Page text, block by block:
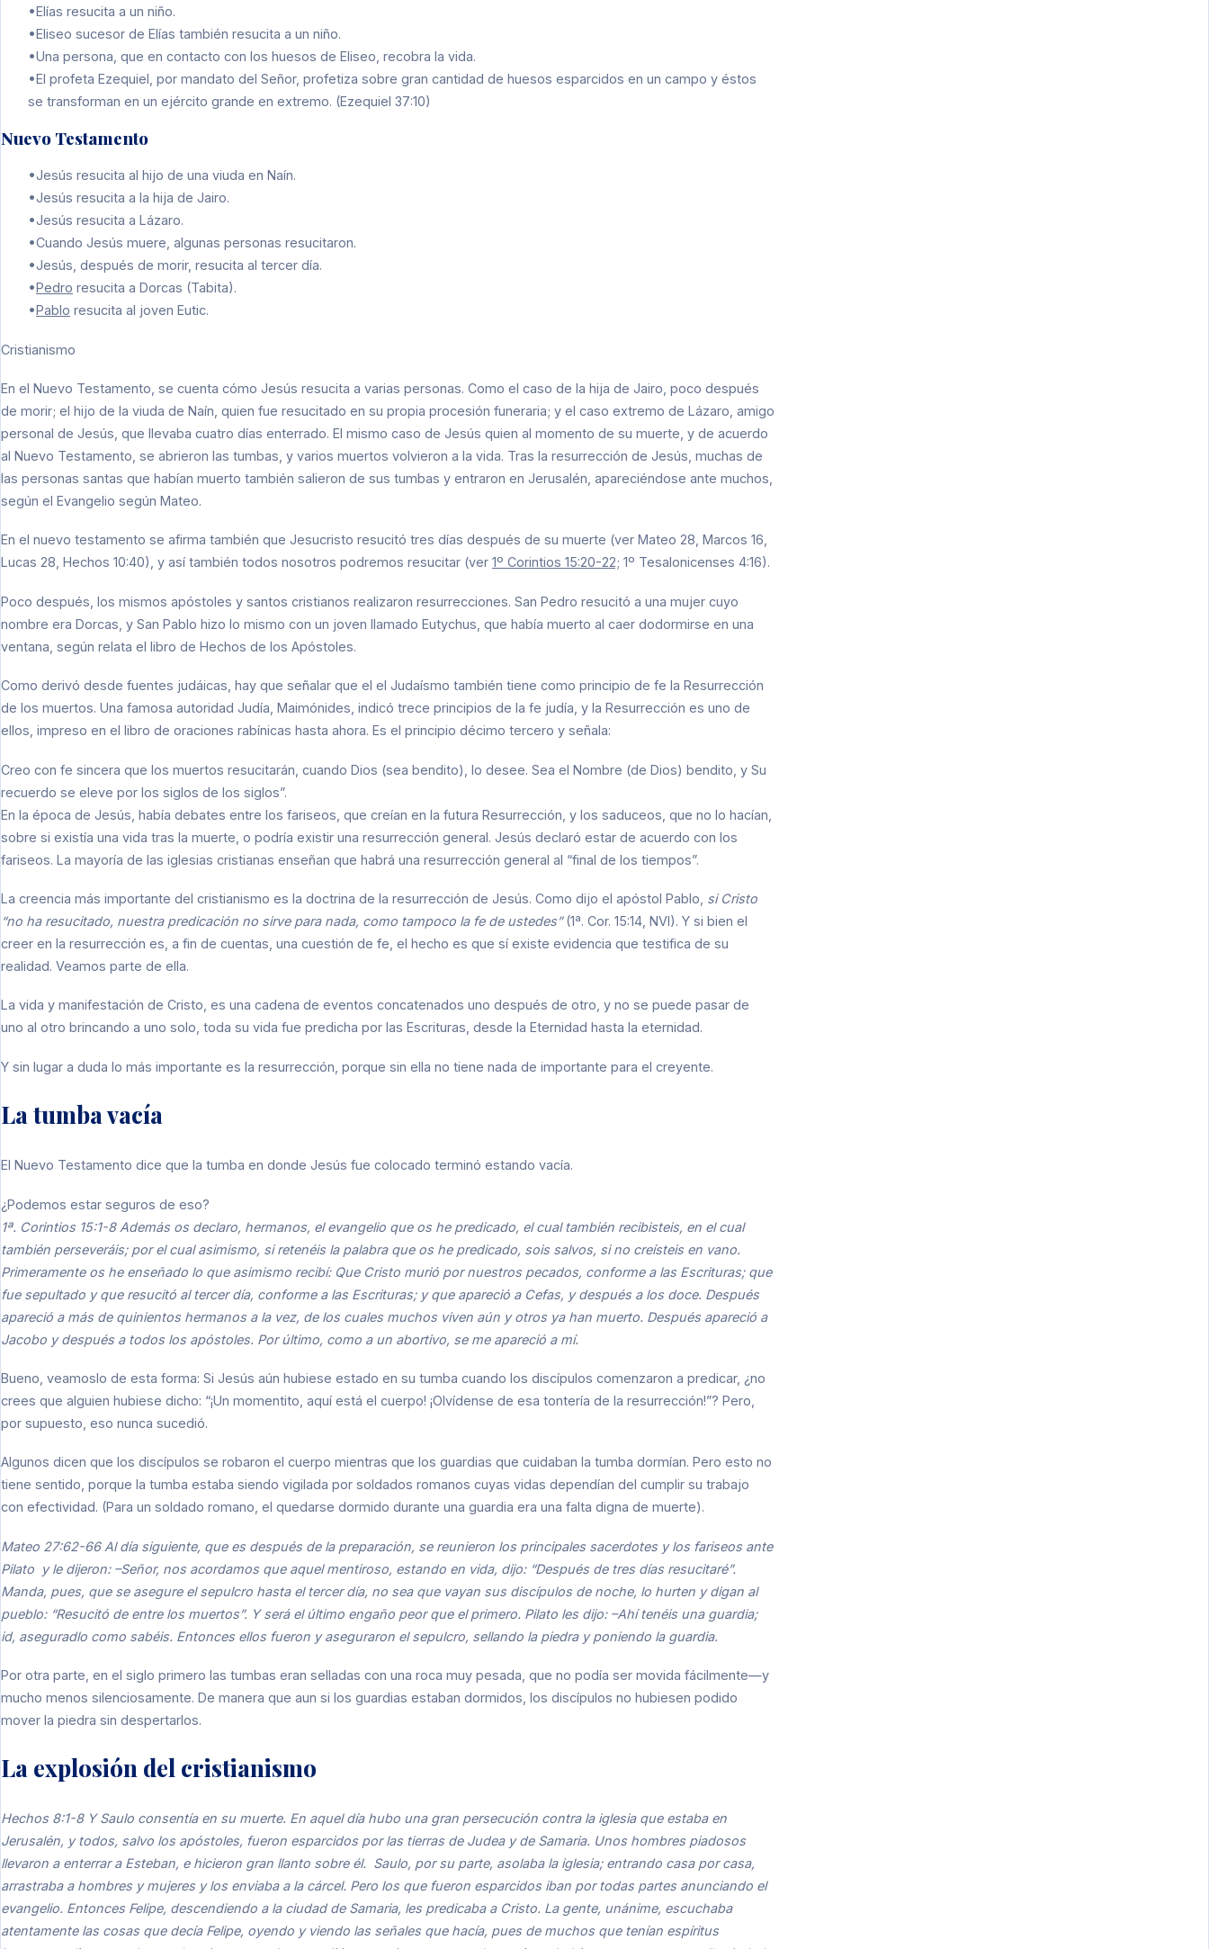
•Elías resucita a un niño.
•Eliseo sucesor de Elías también resucita a un niño.
•Una persona, que en contacto con los huesos de Eliseo, recobra la vida.
•El profeta Ezequiel, por mandato del Señor, profetiza sobre gran cantidad de huesos esparcidos en un campo y éstos
se transforman en un ejército grande en extremo. (Ezequiel 37:10)
Nuevo Testamento
•Jesús resucita al hijo de una viuda en Naín.
•Jesús resucita a la hija de Jairo.
•Jesús resucita a Lázaro.
•Cuando Jesús muere, algunas personas resucitaron.
•Jesús, después de morir, resucita al tercer día.
•Pedro resucita a Dorcas (Tabita).
•Pablo resucita al joven Eutic.
Cristianismo
En el Nuevo Testamento, se cuenta cómo Jesús resucita a varias personas. Como el caso de la hija de Jairo, poco después
de morir; el hijo de la viuda de Naín, quien fue resucitado en su propia procesión funeraria; y el caso extremo de Lázaro, amigo
personal de Jesús, que llevaba cuatro días enterrado. El mismo caso de Jesús quien al momento de su muerte, y de acuerdo
al Nuevo Testamento, se abrieron las tumbas, y varios muertos volvieron a la vida. Tras la resurrección de Jesús, muchas de
las personas santas que habían muerto también salieron de sus tumbas y entraron en Jerusalén, apareciéndose ante muchos,
según el Evangelio según Mateo.
En el nuevo testamento se afirma también que Jesucristo resucitó tres días después de su muerte (ver Mateo 28, Marcos 16,
Lucas 28, Hechos 10:40), y así también todos nosotros podremos resucitar (ver 1º Corintios 15:20-22; 1º Tesalonicenses 4:16).
Poco después, los mismos apóstoles y santos cristianos realizaron resurrecciones. San Pedro resucitó a una mujer cuyo
nombre era Dorcas, y San Pablo hizo lo mismo con un joven llamado Eutychus, que había muerto al caer dodormirse en una
ventana, según relata el libro de Hechos de los Apóstoles.
Como derivó desde fuentes judáicas, hay que señalar que el el Judaísmo también tiene como principio de fe la Resurrección
de los muertos. Una famosa autoridad Judía, Maimónides, indicó trece principios de la fe judía, y la Resurrección es uno de
ellos, impreso en el libro de oraciones rabínicas hasta ahora. Es el principio décimo tercero y señala:
Creo con fe sincera que los muertos resucitarán, cuando Dios (sea bendito), lo desee. Sea el Nombre (de Dios) bendito, y Su
recuerdo se eleve por los siglos de los siglos”.
En la época de Jesús, había debates entre los fariseos, que creían en la futura Resurrección, y los saduceos, que no lo hacían,
sobre si existía una vida tras la muerte, o podría existir una resurrección general. Jesús declaró estar de acuerdo con los
fariseos. La mayoría de las iglesias cristianas enseñan que habrá una resurrección general al “final de los tiempos”.
La creencia más importante del cristianismo es la doctrina de la resurrección de Jesús. Como dijo el apóstol Pablo, si Cristo
“no ha resucitado, nuestra predicación no sirve para nada, como tampoco la fe de ustedes”(1ª. Cor. 15:14, NVI). Y si bien el
creer en la resurrección es, a fin de cuentas, una cuestión de fe, el hecho es que sí existe evidencia que testifica de su
realidad. Veamos parte de ella.
La vida y manifestación de Cristo, es una cadena de eventos concatenados uno después de otro, y no se puede pasar de
uno al otro brincando a uno solo, toda su vida fue predicha por las Escrituras, desde la Eternidad hasta la eternidad.
Y sin lugar a duda lo más importante es la resurrección, porque sin ella no tiene nada de importante para el creyente.
La tumba vacía
El Nuevo Testamento dice que la tumba en donde Jesús fue colocado terminó estando vacía.
¿Podemos estar seguros de eso?
1ª. Corintios 15:1-8 Además os declaro, hermanos, el evangelio que os he predicado, el cual también recibisteis, en el cual
también perseveráis; por el cual asimismo, si retenéis la palabra que os he predicado, sois salvos, si no creísteis en vano.
Primeramente os he enseñado lo que asimismo recibí: Que Cristo murió por nuestros pecados, conforme a las Escrituras; que
fue sepultado y que resucitó al tercer día, conforme a las Escrituras; y que apareció a Cefas, y después a los doce. Después
apareció a más de quinientos hermanos a la vez, de los cuales muchos viven aún y otros ya han muerto. Después apareció a
Jacobo y después a todos los apóstoles. Por último, como a un abortivo, se me apareció a mí.
Bueno, veamoslo de esta forma: Si Jesús aún hubiese estado en su tumba cuando los discípulos comenzaron a predicar, ¿no
crees que alguien hubiese dicho: “¡Un momentito, aquí está el cuerpo! ¡Olvídense de esa tontería de la resurrección!”? Pero,
por supuesto, eso nunca sucedió.
Algunos dicen que los discípulos se robaron el cuerpo mientras que los guardias que cuidaban la tumba dormían. Pero esto no
tiene sentido, porque la tumba estaba siendo vigilada por soldados romanos cuyas vidas dependían del cumplir su trabajo
con efectividad. (Para un soldado romano, el quedarse dormido durante una guardia era una falta digna de muerte).
Mateo 27:62-66 Al día siguiente, que es después de la preparación, se reunieron los principales sacerdotes y los fariseos ante
Pilato y le dijeron: –Señor, nos acordamos que aquel mentiroso, estando en vida, dijo: “Después de tres días resucitaré”.
Manda, pues, que se asegure el sepulcro hasta el tercer día, no sea que vayan sus discípulos de noche, lo hurten y digan al
pueblo: “Resucitó de entre los muertos”. Y será el último engaño peor que el primero. Pilato les dijo: –Ahí tenéis una guardia;
id, aseguradlo como sabéis. Entonces ellos fueron y aseguraron el sepulcro, sellando la piedra y poniendo la guardia.
Por otra parte, en el siglo primero las tumbas eran selladas con una roca muy pesada, que no podía ser movida fácilmente—y
mucho menos silenciosamente. De manera que aun si los guardias estaban dormidos, los discípulos no hubiesen podido
mover la piedra sin despertarlos.
La explosión del cristianismo
Hechos 8:1-8 Y Saulo consentía en su muerte. En aquel día hubo una gran persecución contra la iglesia que estaba en
Jerusalén, y todos, salvo los apóstoles, fueron esparcidos por las tierras de Judea y de Samaria. Unos hombres piadosos
llevaron a enterrar a Esteban, e hicieron gran llanto sobre él. Saulo, por su parte, asolaba la iglesia; entrando casa por casa,
arrastraba a hombres y mujeres y los enviaba a la cárcel. Pero los que fueron esparcidos iban por todas partes anunciando el
evangelio. Entonces Felipe, descendiendo a la ciudad de Samaria, les predicaba a Cristo. La gente, unánime, escuchaba
atentamente las cosas que decía Felipe, oyendo y viendo las señales que hacía, pues de muchos que tenían espíritus